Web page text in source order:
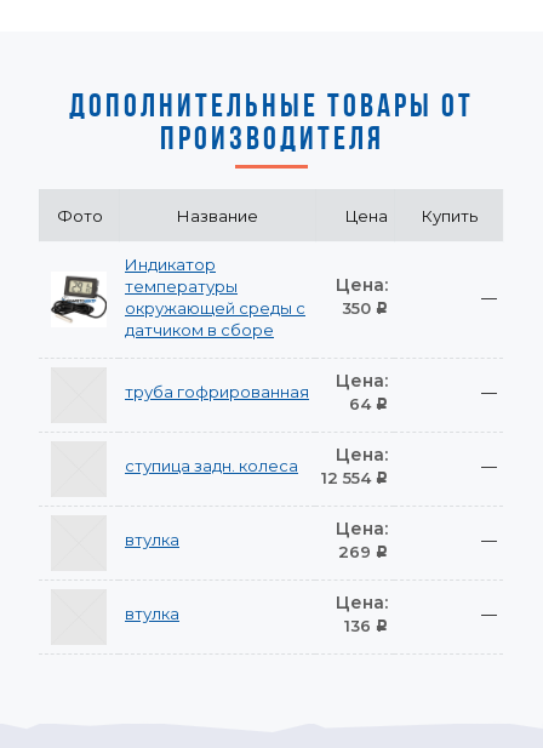
ДОПОЛНИТЕЛЬНЫЕ ТОВАРЫ ОТ
ПРОИЗВОДИТЕЛЯ
Фото Название Цена Купить
Индикатор
температуры
окружающей среды с
датчиком в сборе
Цена:
350 Р
—
труба гофрированная Цена:
64 Р
—
ступица задн. колеса Цена:
12 554 Р
—
втулка Цена:
269 Р
—
втулка Цена:
136 Р
—